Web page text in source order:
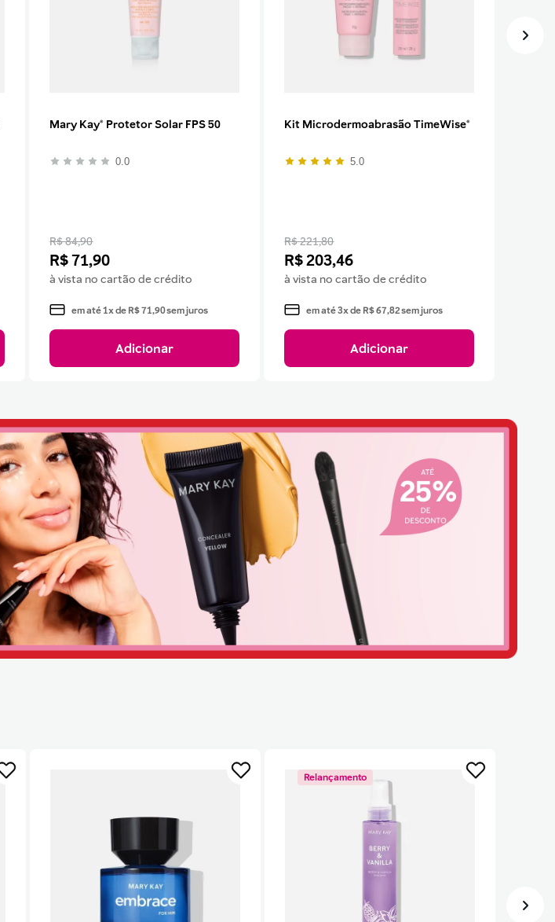
Mary Kay® Protetor Solar FPS 50
0.0
R$ 84,90
R$71,90
à vista no cartão de crédito
em até1x de R$71,90sem juros
Adicionar
Kit Microdermoabrasão TimeWise®
5.0
R$ 221,80
R$203,46
à vista no cartão de crédito
em até3x de R$67,82sem juros
Adicionar
Relançamento